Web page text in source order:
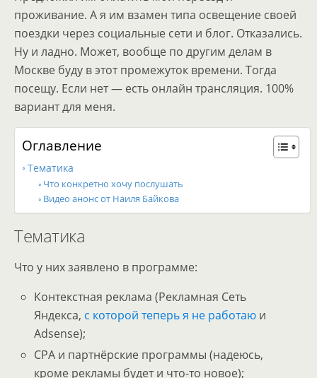
проживание. А я им взамен типа освещение своей
поездки через социальные сети и блог. Отказались.
Ну и ладно. Может, вообще по другим делам в
Москве буду в этот промежуток времени. Тогда
посещу. Если нет — есть онлайн трансляция. 100%
вариант для меня.
Оглавление
Тематика
Что конкретно хочу послушать
Видео анонс от Наиля Байкова
Тематика
Что у них заявлено в программе:
Контекстная реклама (Рекламная Сеть
Яндекса, с которой теперь я не работаю и
Adsense);
CPA и партнёрские программы (надеюсь,
кроме рекламы будет и что-то новое);